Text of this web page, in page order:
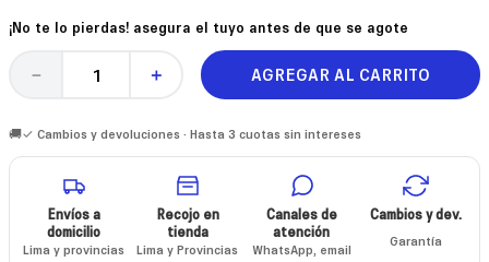
¡No te lo pierdas! asegura el tuyo antes de que se agote
＋
－ AGREGAR AL CARRITO
🚚✓ Cambios y devoluciones · Hasta 3 cuotas sin intereses
Envíos a
domicilio
Lima y provincias
Recojo en
tienda
Lima y Provincias
Canales de
atención
WhatsApp, email
Cambios y dev.
Garantía